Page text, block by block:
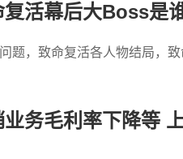
活幕后大Boss是谁
题，致命复活各人物结局，致
务毛利率下降等